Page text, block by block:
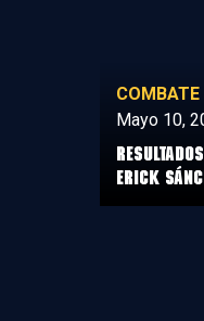
Mayo 10,
Erick